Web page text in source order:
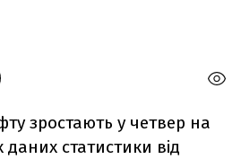
зростають у четвер на
статистики від